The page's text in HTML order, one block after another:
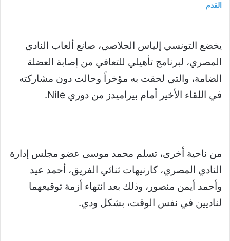
القدم
يخضع التونسي إلياس الجلاصي، صانع ألعاب النادي
المصري، لبرنامج تأهيلي للتعافي من إصابة العضلة
الضامة، والتي لحقت به مؤخراً وحالت دون مشاركته
في اللقاء الأخير أمام بيراميدز من دوري Nile.
من ناحية أخرى، تسلم محمد موسى عضو مجلس إدارة
النادي المصري، كارنيهات ثنائي الفريق، أحمد عيد
وأحمد أيمن منصور، وذلك بعد انتهاء أزمة توقيعهما
لناديين في نفس الوقت، بشكل ودي.